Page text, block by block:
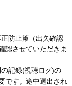
正防止策（出欠確認
認させていただきま
の記録(視聴ログ)の
です。途中退出され